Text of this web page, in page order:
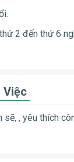
2 đến thứ 6
Việc
sẽ, , yêu thích